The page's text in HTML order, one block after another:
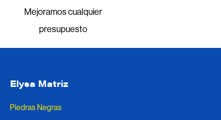
Mejoramos cualquier
presupuesto
Elysa Matriz
Piedras Negras